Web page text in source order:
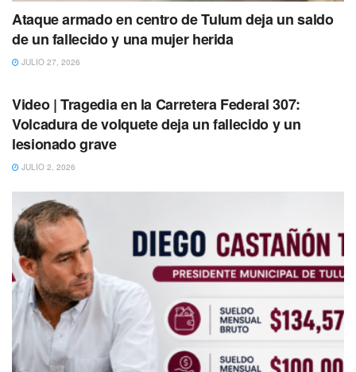
naturaleza”, indicó May Tuz.
Ataque armado en centro de Tulum deja un saldo
de un fallecido y una mujer herida
JULIO 27, 2026
Video | Tragedia en la Carretera Federal 307:
Volcadura de volquete deja un fallecido y un
lesionado grave
JULIO 2, 2026